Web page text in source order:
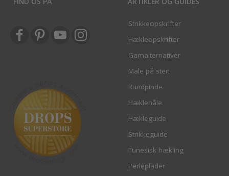
Strikkeopskrifter
Hækleopskrifter
Garnalternativer
Male på sten
Rundpinde
Hæklenåle
Hækleguide
Strikkeguide
Tunesisk hækling
Perleplader